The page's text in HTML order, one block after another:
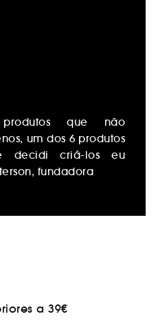
que não
um dos 6 produtos
decidi criá-los eu
fundadora
a 39€